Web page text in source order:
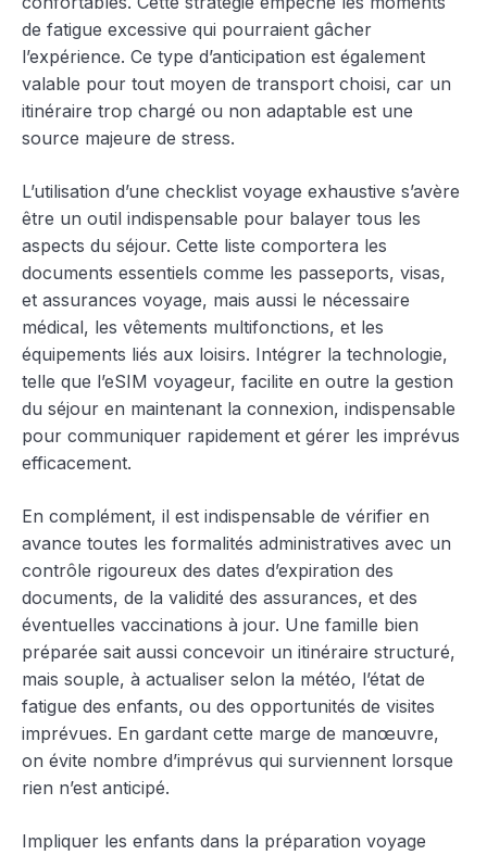
de fatigue excessive qui pourraient gâcher
l’expérience. Ce type d’anticipation est également
valable pour tout moyen de transport choisi, car un
itinéraire trop chargé ou non adaptable est une
source majeure de stress.
L’utilisation d’une checklist voyage exhaustive s’avère
être un outil indispensable pour balayer tous les
aspects du séjour. Cette liste comportera les
documents essentiels comme les passeports, visas,
et assurances voyage, mais aussi le nécessaire
médical, les vêtements multifonctions, et les
équipements liés aux loisirs. Intégrer la technologie,
telle que l’eSIM voyageur, facilite en outre la gestion
du séjour en maintenant la connexion, indispensable
pour communiquer rapidement et gérer les imprévus
efficacement.
En complément, il est indispensable de vérifier en
avance toutes les formalités administratives avec un
contrôle rigoureux des dates d’expiration des
documents, de la validité des assurances, et des
éventuelles vaccinations à jour. Une famille bien
préparée sait aussi concevoir un itinéraire structuré,
mais souple, à actualiser selon la météo, l’état de
fatigue des enfants, ou des opportunités de visites
imprévues. En gardant cette marge de manœuvre,
on évite nombre d’imprévus qui surviennent lorsque
rien n’est anticipé.
Impliquer les enfants dans la préparation voyage